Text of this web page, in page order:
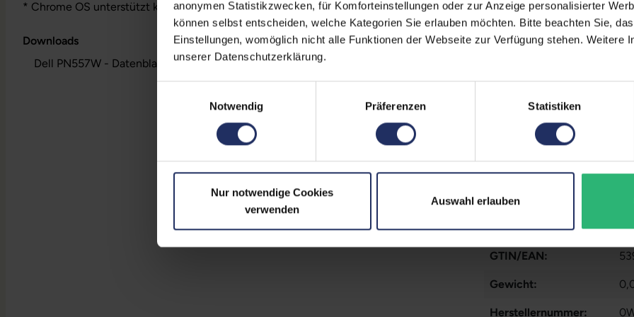
anonymen Statistikzwecken, für Komforteinstellungen oder zur Anzeige personalisierter
können selbst entscheiden, welche Kategorien Sie erlauben möchten. Bitte beachten Sie,
Einstellungen, womöglich nicht alle Funktionen der Webseite zur Verfügung stehen. Weitere
unserer Datenschutzerklärung.
Notwendig
Präferenzen Statistiken
Nur notwendige Cookies
verwenden
Auswahl erlauben
* Chrome OS unterstützt keine Bluetooth-Kopplung mit Dell Active Pens.
Downloads
Dell PN557W - Datenblatt (pdf)
Passend für Modell:
2-
Farbe:
Partnerprogramm:
Besondere Merkmale:
Passend für Hersteller:
Zustand:
Kommunikation:
GTIN/EAN:
Gewicht:
Herstellernummer: